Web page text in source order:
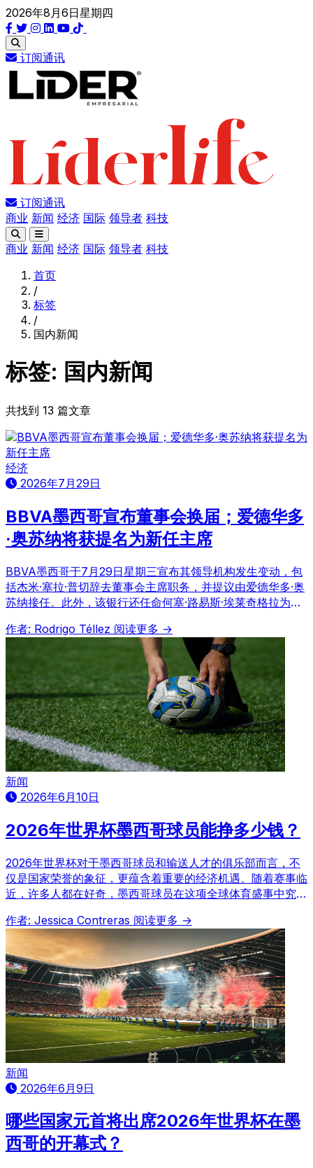
2026年8月6日星期四
订阅通讯
订阅通讯
商业 新闻 经济 国际 领导者 科技
商业 新闻 经济 国际 领导者 科技
首页
/
标签
/
国内新闻
标签: 国内新闻
共找到 13 篇文章
经济
2026年7月29日
BBVA墨西哥宣布董事会换届；爱德华多
·奥苏纳将获提名为新任主席
BBVA墨西哥于7月29日星期三宣布其领导机构发生变动，包
括杰米·塞拉·普切辞去董事会主席职务，并提议由爱德华多·奥
苏纳接任。此外，该银行还任命何塞·路易斯·埃莱奇格拉为国
作者: Rodrigo Téllez 阅读更多 →
新闻
2026年6月10日
2026年世界杯墨西哥球员能挣多少钱？
2026年世界杯对于墨西哥球员和输送人才的俱乐部而言，不
仅是国家荣誉的象征，更蕴含着重要的经济机遇。随着赛事临
近，许多人都在好奇，墨西哥球员在这项全球体育盛事中究竟
作者: Jessica Contreras 阅读更多 →
新闻
2026年6月9日
哪些国家元首将出席2026年世界杯在墨
西哥的开幕式？